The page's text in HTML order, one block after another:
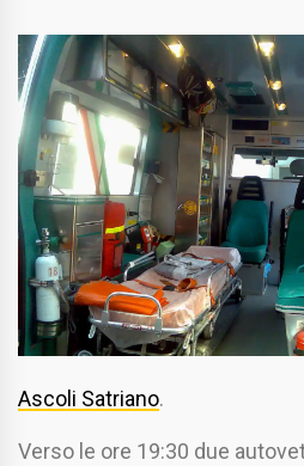
Ascoli Satriano.
Verso le ore 19:30 due